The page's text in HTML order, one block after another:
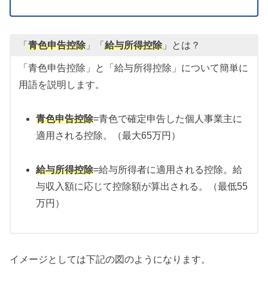
「 青色申告控除」「 給与所得控除」とは？
「青色申告控除」と「給与所得控除」について簡単に
用語を説明します。
青色申告控除=青色で確定申告した個人事業主に
適用される控除。（最大65万円）
給与所得控除=給与所得者に適用される控除。給
与収入額に応じて控除額が算出される。（最低55
万円）
イメージとしては下記の図のようになります。